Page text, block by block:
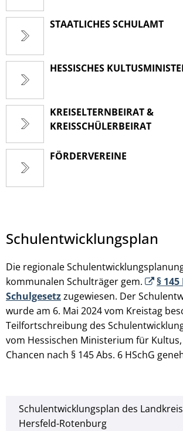
STAATLICHES SCHULAMT
HESSISCHES
KREISELTERNBEIRAT &
KREISSCHÜLERBEIRAT
FÖRDERVEREINE
Schulentwicklungsplan
Die regionale
kommunalen Schulträger gem.
§
Schulgesetzzugewiesen. Der
wurde am 6. Mai 2024 vom Kreistag
Teilfortschreibung des
vom Hessischen Ministerium für
Chancen nach § 145 Abs. 6 HSchG
Schulentwicklungsplan des
Hersfeld-Rotenburg